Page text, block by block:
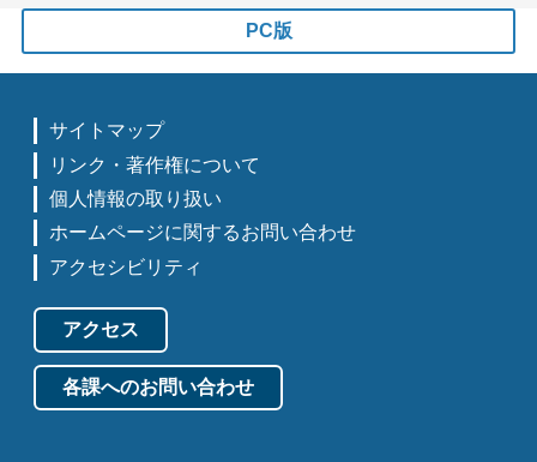
PC版
サイトマップ
リンク・著作権について
個人情報の取り扱い
ホームページに関するお問い合わせ
アクセシビリティ
アクセス
各課へのお問い合わせ